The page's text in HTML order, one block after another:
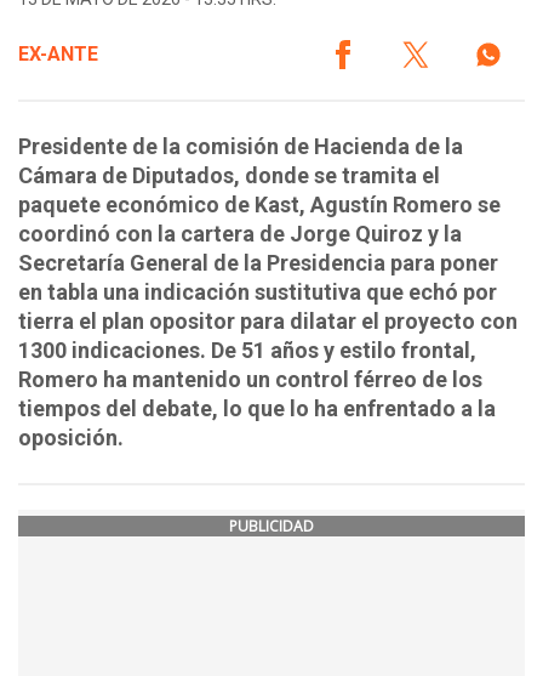
EX-ANTE
Presidente de la comisión de Hacienda de la
Cámara de Diputados, donde se tramita el
paquete económico de Kast, Agustín Romero se
coordinó con la cartera de Jorge Quiroz y la
Secretaría General de la Presidencia para poner
en tabla una indicación sustitutiva que echó por
tierra el plan opositor para dilatar el proyecto con
1300 indicaciones. De 51 años y estilo frontal,
Romero ha mantenido un control férreo de los
tiempos del debate, lo que lo ha enfrentado a la
oposición.
PUBLICIDAD